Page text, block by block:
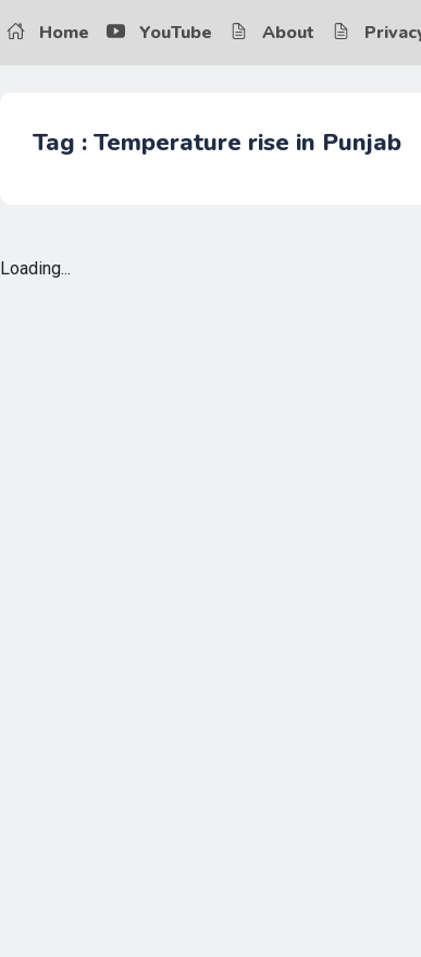
Home YouTube About
Tag : Temperature rise in Punjab
Loading...